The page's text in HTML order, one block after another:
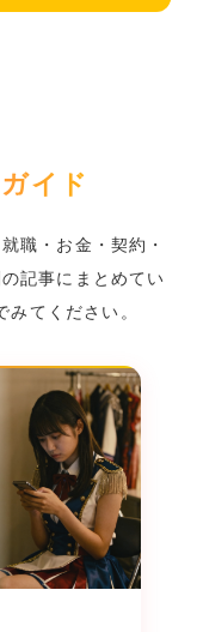
イド
職・お金・契約・
記事にまとめてい
てください。